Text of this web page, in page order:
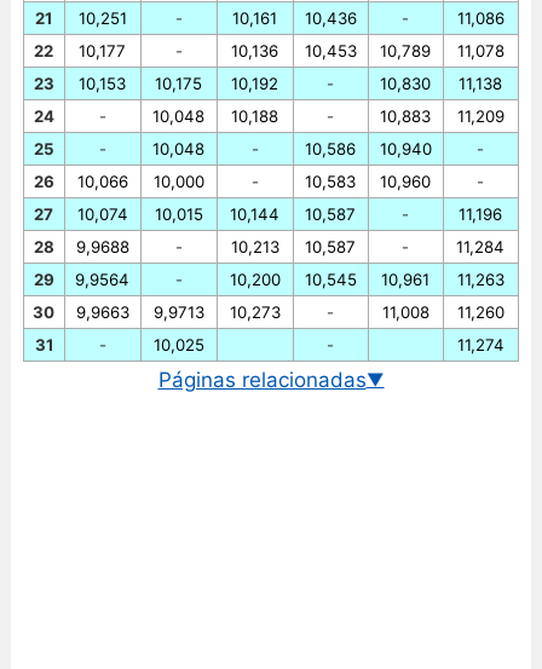
21
22
23
24
25
26
27
28
29
30
31
10,251
10,177
10,153
-
-
10,066
10,074
9,9688
9,9564
9,9663
-
-
-
10,175
10,048
10,048
10,000
10,015
-
-
9,9713
10,025
10,161
10,136
10,192
10,188
-
-
10,144
10,213
10,200
10,273
10,436
10,453
-
-
10,586
10,583
10,587
10,587
10,545
-
-
-
10,789
10,830
10,883
10,940
10,960
-
-
10,961
11,008
11,086
11,078
11,138
11,209
-
-
11,196
11,284
11,263
11,260
11,274
Páginas relacionadas▼